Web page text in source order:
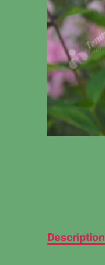
Description